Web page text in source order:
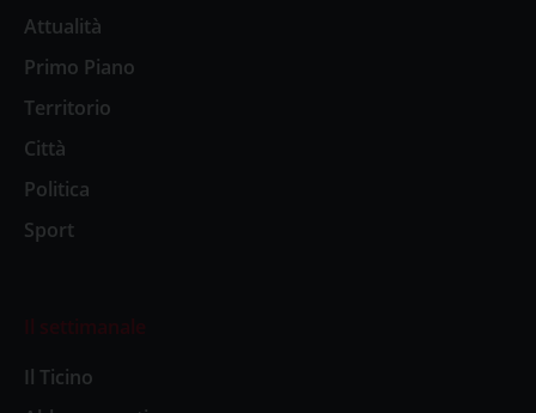
Attualità
Primo Piano
Territorio
Città
Politica
Sport
Il settimanale
Il Ticino